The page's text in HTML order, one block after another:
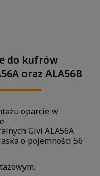
do kufrów
oraz ALA56B
oparcie w
Givi ALA56A
o pojemności 56